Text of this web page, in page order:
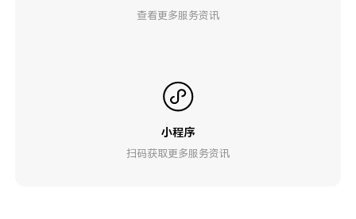
查看更多服务资讯
小程序
扫码获取更多服务资讯